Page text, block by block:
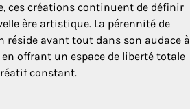
ces créations continuent de définir
ère artistique. La pérennité de
réside avant tout dans son audace à
offrant un espace de liberté totale
constant.